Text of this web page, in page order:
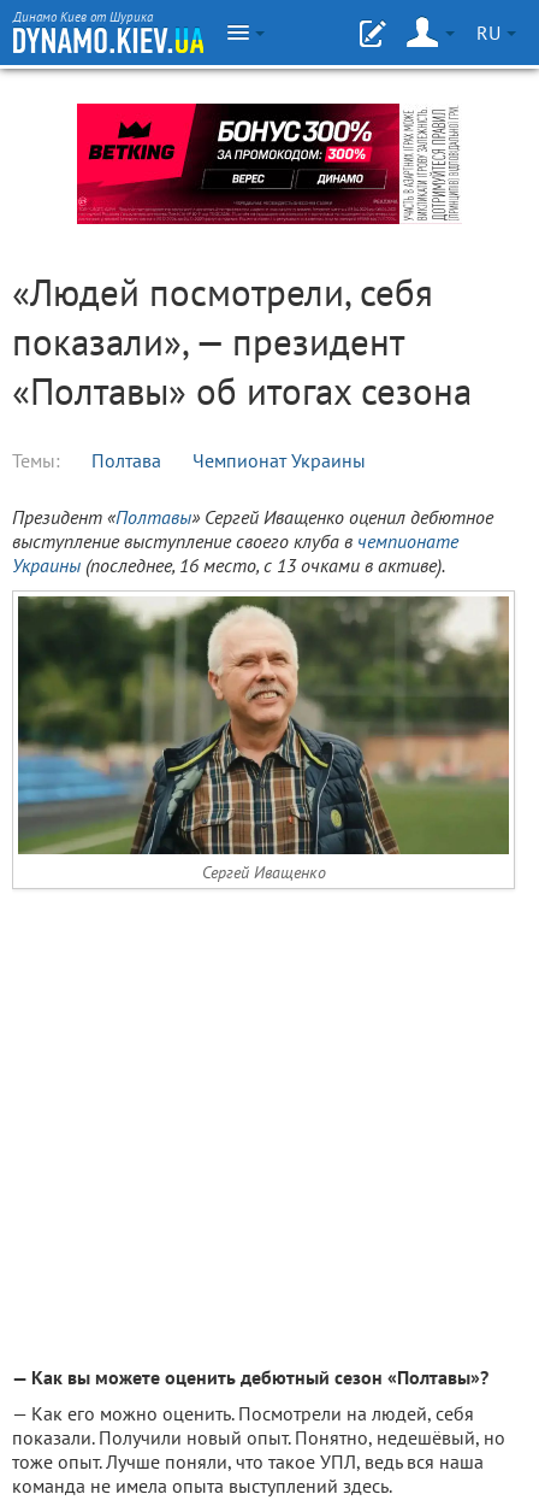
Динамо Киев от Шурика
RU
«Людей посмотрели, себя
показали», — президент
«Полтавы» об итогах сезона
Темы: Полтава Чемпионат Украины
Президент «Полтавы» Сергей Иващенко оценил дебютное
выступление выступление своего клуба в чемпионате
Украины (последнее, 16 место, с 13 очками в активе).
Сергей Иващенко
— Как вы можете оценить дебютный сезон «Полтавы»?
— Как его можно оценить. Посмотрели на людей, себя
показали. Получили новый опыт. Понятно, недешёвый, но
тоже опыт. Лучше поняли, что такое УПЛ, ведь вся наша
команда не имела опыта выступлений здесь.